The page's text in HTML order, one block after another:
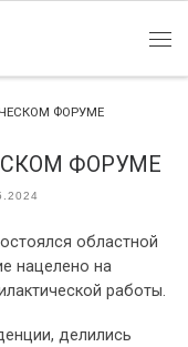
ФОРУМЕ
ФОРУМЕ
областной
нацелено на
работы.
делились